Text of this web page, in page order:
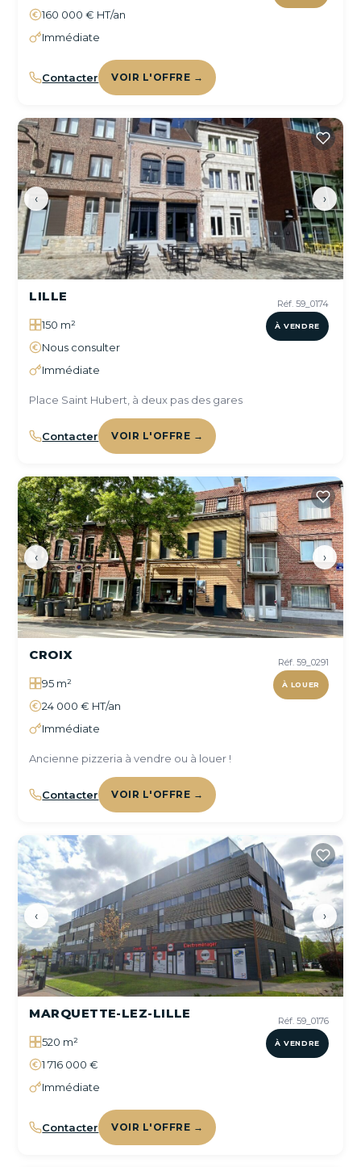
160 000 € HT/an
Immédiate
Contacter VOIR L'OFFRE →
‹ ›
Réf. 59_0174
À VENDRE
LILLE
150 m²
Nous consulter
Immédiate
Place Saint Hubert, à deux pas des gares
Contacter VOIR L'OFFRE →
‹ ›
Réf. 59_0291
À LOUER
CROIX
95 m²
24 000 € HT/an
Immédiate
Ancienne pizzeria à vendre ou à louer !
Contacter VOIR L'OFFRE →
‹ ›
Réf. 59_0176
À VENDRE
MARQUETTE-LEZ-LILLE
520 m²
1 716 000 €
Immédiate
Contacter VOIR L'OFFRE →